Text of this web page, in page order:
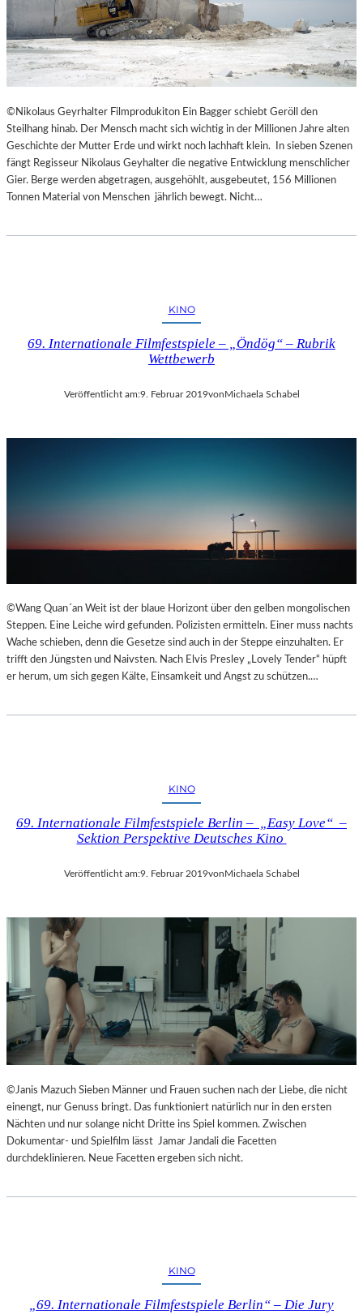
©Nikolaus Geyrhalter Filmprodukiton Ein Bagger schiebt Geröll den
Steilhang hinab. Der Mensch macht sich wichtig in der Millionen Jahre alten
Geschichte der Mutter Erde und wirkt noch lachhaft klein. In sieben Szenen
fängt Regisseur Nikolaus Geyhalter die negative Entwicklung menschlicher
Gier. Berge werden abgetragen, ausgehöhlt, ausgebeutet, 156 Millionen
Tonnen Material von Menschen jährlich bewegt. Nicht…
KINO
69. Internationale Filmfestspiele – „Öndög“ – Rubrik
Wettbewerb
Veröffentlicht am:9. Februar 2019vonMichaela Schabel
©Wang Quan´an Weit ist der blaue Horizont über den gelben mongolischen
Steppen. Eine Leiche wird gefunden. Polizisten ermitteln. Einer muss nachts
Wache schieben, denn die Gesetze sind auch in der Steppe einzuhalten. Er
trifft den Jüngsten und Naivsten. Nach Elvis Presley „Lovely Tender“ hüpft
er herum, um sich gegen Kälte, Einsamkeit und Angst zu schützen.…
KINO
69. Internationale Filmfestspiele Berlin – „Easy Love“ –
Sektion Perspektive Deutsches Kino
Veröffentlicht am:9. Februar 2019vonMichaela Schabel
©Janis Mazuch Sieben Männer und Frauen suchen nach der Liebe, die nicht
einengt, nur Genuss bringt. Das funktioniert natürlich nur in den ersten
Nächten und nur solange nicht Dritte ins Spiel kommen. Zwischen
Dokumentar- und Spielfilm lässt Jamar Jandali die Facetten
durchdeklinieren. Neue Facetten ergeben sich nicht.
KINO
„69. Internationale Filmfestspiele Berlin“ – Die Jury